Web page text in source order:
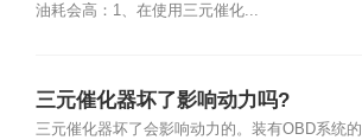
油耗会高：1、在使用三元催化...
三元催化器坏了影响动力吗?
三元催化器坏了会影响动力的。装有OBD系统的